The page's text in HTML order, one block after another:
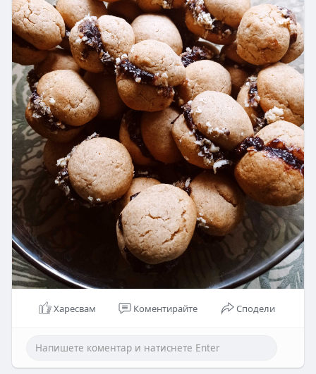
меда,канелата, ванилия и брашното .Меси се
твърди тесто и се оформят топчета.Пекат се на
180гр до зачервяване.Слепват се със сладко и
масло .
Харесвам Коментирайте Сподели